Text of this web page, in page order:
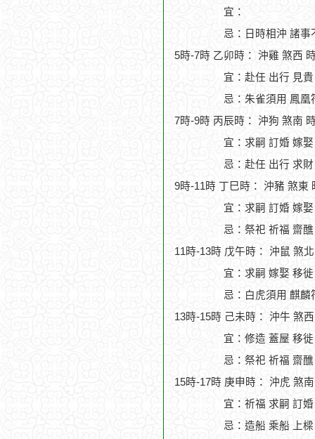
宜：
忌：日時相沖 諸事
5時-7時 乙卯時： 沖雞 煞西
宜：赴任 出行 見
忌：朱雀須用 鳳凰
7時-9時 丙辰時： 沖狗 煞南
宜：求嗣 訂婚 嫁
忌：赴任 出行 求
9時-11時 丁巳時： 沖豬 煞東
宜：求嗣 訂婚 嫁
忌：祭祀 祈福 齋
11時-13時 戊午時： 沖鼠 煞
宜：求嗣 嫁娶 移
忌：白虎須用 麒麟
13時-15時 己未時： 沖牛 煞
宜：修造 蓋屋 移
忌：祭祀 祈福 齋
15時-17時 庚申時： 沖虎 煞
宜：祈福 求嗣 訂
忌：造船 乘船 上